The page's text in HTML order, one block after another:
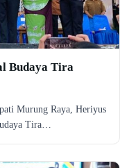
Budaya Tira
Murung Raya, Heriyus
Tira…